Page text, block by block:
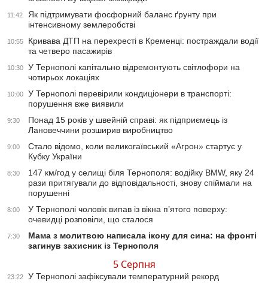
11:42
Як підтримувати фосфорний баланс ґрунту при
інтенсивному землеробстві
10:55
Кривава ДТП на перехресті в Кременці: постраждали водії
та четверо пасажирів
10:30
У Тернополі капітально відремонтують світлофори на
чотирьох локаціях
10:00
У Тернополі перевірили кондиціонери в транспорті:
порушення вже виявили
9:30
Понад 15 років у швейній справі: як підприємець із
Лановеччини розширив виробництво
9:00
Стало відомо, коли великогаївський «Агрон» стартує у
Кубку України
8:30
147 км/год у селищі біля Тернополя: водійку BMW, яку 24
рази притягували до відповідальності, знову спіймали на
порушенні
8:00
У Тернополі чоловік випав із вікна п’ятого поверху:
очевидці розповіли, що сталося
7:30
Мама з молитвою написала ікону для сина: на фронті
загинув захисник із Тернополя
5 Серпня
23:22 У Тернополі зафіксували температурний рекорд